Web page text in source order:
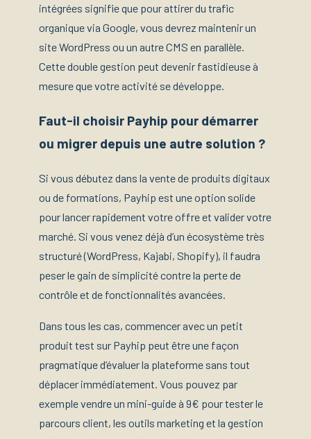
intégrées signifie que pour attirer du trafic
organique via Google, vous devrez maintenir un
site WordPress ou un autre CMS en parallèle.
Cette double gestion peut devenir fastidieuse à
mesure que votre activité se développe.
Faut-il choisir Payhip pour démarrer
ou migrer depuis une autre solution ?
Si vous débutez dans la vente de produits digitaux
ou de formations, Payhip est une option solide
pour lancer rapidement votre offre et valider votre
marché. Si vous venez déjà d’un écosystème très
structuré (WordPress, Kajabi, Shopify), il faudra
peser le gain de simplicité contre la perte de
contrôle et de fonctionnalités avancées.
Dans tous les cas, commencer avec un petit
produit test sur Payhip peut être une façon
pragmatique d’évaluer la plateforme sans tout
déplacer immédiatement. Vous pouvez par
exemple vendre un mini-guide à 9€ pour tester le
parcours client, les outils marketing et la gestion